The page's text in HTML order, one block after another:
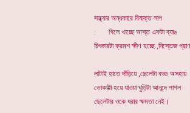
সন্ধ্যার অন্ধকারে বিষাক্ত সাপ
. গিলে খাচ্ছে আস্ত একটা ব্যাঙ
চিৎকারটা ক্রমশ ক্ষীণ হচ্ছে ,নিস্তেজ
লাটাই হাতে দাঁড়িয়ে ,ছেলেটা বড্ড অসহায়
ভোকাট্টা হয়ে যাওয়া ঘুড়িটা আনন্দে পাগল
ছেলেটার ওকে ধরার ক্ষমতা নেই।